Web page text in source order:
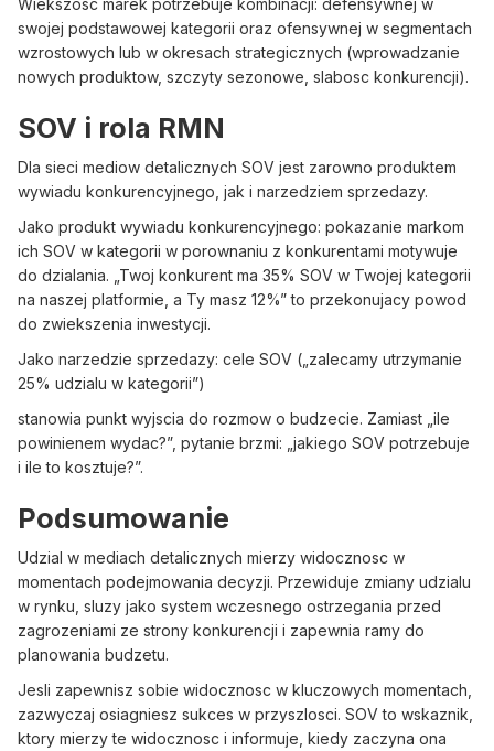
Wiekszosc marek potrzebuje kombinacji: defensywnej w
swojej podstawowej kategorii oraz ofensywnej w segmentach
wzrostowych lub w okresach strategicznych (wprowadzanie
nowych produktow, szczyty sezonowe, slabosc konkurencji).
SOV i rola RMN
Dla sieci mediow detalicznych SOV jest zarowno produktem
wywiadu konkurencyjnego, jak i narzedziem sprzedazy.
Jako produkt wywiadu konkurencyjnego: pokazanie markom
ich SOV w kategorii w porownaniu z konkurentami motywuje
do dzialania. „Twoj konkurent ma 35% SOV w Twojej kategorii
na naszej platformie, a Ty masz 12%” to przekonujacy powod
do zwiekszenia inwestycji.
Jako narzedzie sprzedazy: cele SOV („zalecamy utrzymanie
25% udzialu w kategorii”)
stanowia punkt wyjscia do rozmow o budzecie. Zamiast „ile
powinienem wydac?”, pytanie brzmi: „jakiego SOV potrzebuje
i ile to kosztuje?”.
Podsumowanie
Udzial w mediach detalicznych mierzy widocznosc w
momentach podejmowania decyzji. Przewiduje zmiany udzialu
w rynku, sluzy jako system wczesnego ostrzegania przed
zagrozeniami ze strony konkurencji i zapewnia ramy do
planowania budzetu.
Jesli zapewnisz sobie widocznosc w kluczowych momentach,
zazwyczaj osiagniesz sukces w przyszlosci. SOV to wskaznik,
ktory mierzy te widocznosc i informuje, kiedy zaczyna ona